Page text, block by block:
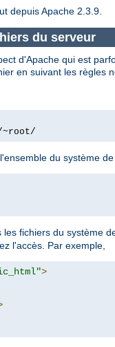
depuis Apache 2.3.9.
du serveur
d'Apache qui est
en suivant les règles
du système
fichiers du système
l'accès. Par exemple,
>